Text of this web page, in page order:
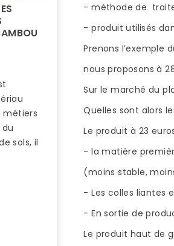
métiers
sols, il
UN PARQUET EN
BAMBOU ?
une maison équipée
d’un parquet en
bambou et que ce
parquet n’a pas été bien
entretenu, il...
- méthode de
- produit utilisés
Prenons l’exemple
nous proposons à
Sur le marché du
Quelles sont alors
Le produit à 23
- la matière
(moins stable,
- Les colles liantes
- En sortie de
Le produit haut de